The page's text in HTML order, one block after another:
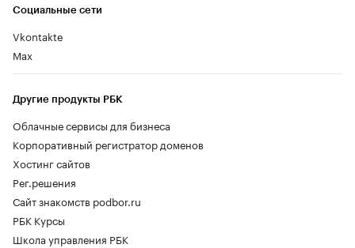
Социальные сети
Vkontakte
Max
Другие продукты РБК
Облачные сервисы для бизнеса
Корпоративный регистратор доменов
Хостинг сайтов
Рег.решения
Сайт знакомств podbor.ru
РБК Курсы
Школа управления РБК